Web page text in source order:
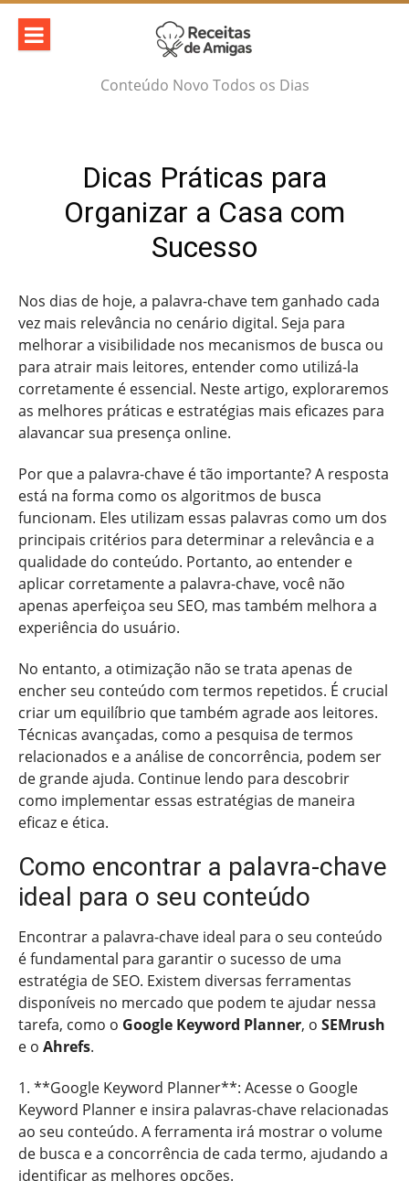
Skip
content
Conteúdo Novo Todos os Dias
Dicas Práticas para
Organizar a Casa com
Sucesso
Nos dias de hoje, a palavra-chave tem ganhado cada
vez mais relevância no cenário digital. Seja para
melhorar a visibilidade nos mecanismos de busca ou
para atrair mais leitores, entender como utilizá-la
corretamente é essencial. Neste artigo, exploraremos
as melhores práticas e estratégias mais eficazes para
alavancar sua presença online.
Por que a palavra-chave é tão importante? A resposta
está na forma como os algoritmos de busca
funcionam. Eles utilizam essas palavras como um dos
principais critérios para determinar a relevância e a
qualidade do conteúdo. Portanto, ao entender e
aplicar corretamente a palavra-chave, você não
apenas aperfeiçoa seu SEO, mas também melhora a
experiência do usuário.
No entanto, a otimização não se trata apenas de
encher seu conteúdo com termos repetidos. É crucial
criar um equilíbrio que também agrade aos leitores.
Técnicas avançadas, como a pesquisa de termos
relacionados e a análise de concorrência, podem ser
de grande ajuda. Continue lendo para descobrir
como implementar essas estratégias de maneira
eficaz e ética.
Como encontrar a palavra-chave
ideal para o seu conteúdo
Encontrar a palavra-chave ideal para o seu conteúdo
é fundamental para garantir o sucesso de uma
estratégia de SEO. Existem diversas ferramentas
disponíveis no mercado que podem te ajudar nessa
tarefa, como o Google Keyword Planner, o SEMrush
e o Ahrefs.
1. **Google Keyword Planner**: Acesse o Google
Keyword Planner e insira palavras-chave relacionadas
ao seu conteúdo. A ferramenta irá mostrar o volume
de busca e a concorrência de cada termo, ajudando a
identificar as melhores opções.